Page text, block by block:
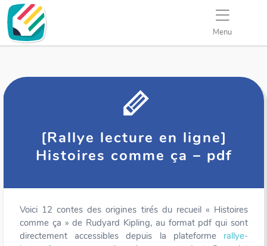
Menu
[Rallye lecture en ligne]
Histoires comme ça – pdf
Voici 12 contes des origines tirés du recueil « Histoires
comme ça » de Rudyard Kipling, au format pdf qui sont
directement accessibles depuis la plateforme rallye-